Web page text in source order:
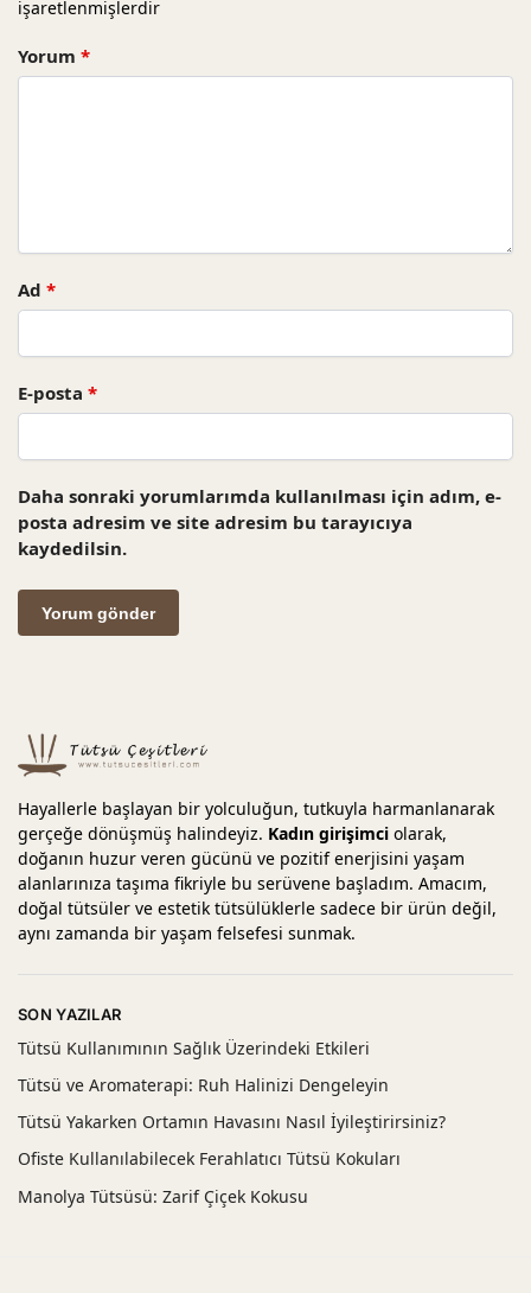
işaretlenmişlerdir
Yorum *
Ad *
E-posta *
Daha sonraki yorumlarımda kullanılması için adım, e-
posta adresim ve site adresim bu tarayıcıya
kaydedilsin.
Hayallerle başlayan bir yolculuğun, tutkuyla harmanlanarak
gerçeğe dönüşmüş halindeyiz. Kadın girişimci olarak,
doğanın huzur veren gücünü ve pozitif enerjisini yaşam
alanlarınıza taşıma fikriyle bu serüvene başladım. Amacım,
doğal tütsüler ve estetik tütsülüklerle sadece bir ürün değil,
aynı zamanda bir yaşam felsefesi sunmak.
SON YAZILAR
Tütsü Kullanımının Sağlık Üzerindeki Etkileri
Tütsü ve Aromaterapi: Ruh Halinizi Dengeleyin
Tütsü Yakarken Ortamın Havasını Nasıl İyileştirirsiniz?
Ofiste Kullanılabilecek Ferahlatıcı Tütsü Kokuları
Manolya Tütsüsü: Zarif Çiçek Kokusu